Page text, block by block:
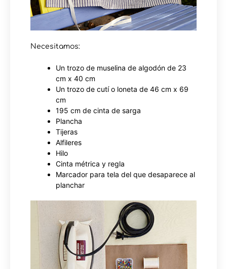
Necesitamos:
Un trozo de muselina de algodón de 23
cm x 40 cm
Un trozo de cutí o loneta de 46 cm x 69
cm
195 cm de cinta de sarga
Plancha
Tijeras
Alfileres
Hilo
Cinta métrica y regla
Marcador para tela del que desaparece al
planchar